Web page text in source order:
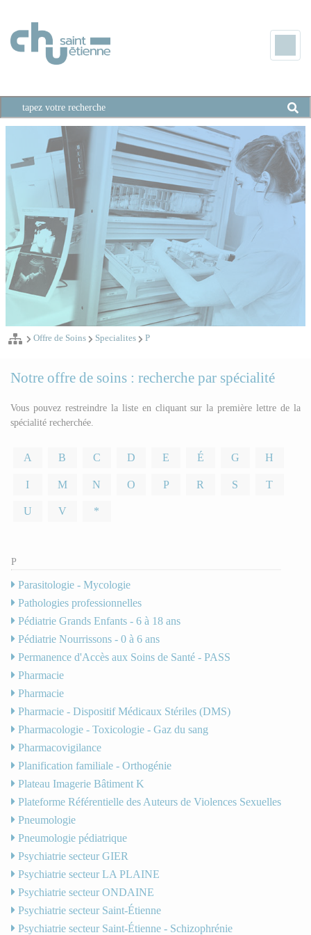
Offre de Soins Specialites P
Notre offre de soins : recherche par spécialité
Vous pouvez restreindre la liste en cliquant sur la première lettre de la
spécialité recherchée.
A B C D E É G H
I M N O P R S T
U V *
P
Parasitologie - Mycologie
Pathologies professionnelles
Pédiatrie Grands Enfants - 6 à 18 ans
Pédiatrie Nourrissons - 0 à 6 ans
Permanence d'Accès aux Soins de Santé - PASS
Pharmacie
Pharmacie
Pharmacie - Dispositif Médicaux Stériles (DMS)
Pharmacologie - Toxicologie - Gaz du sang
Pharmacovigilance
Planification familiale - Orthogénie
Plateau Imagerie Bâtiment K
Plateforme Référentielle des Auteurs de Violences Sexuelles
Pneumologie
Pneumologie pédiatrique
Psychiatrie secteur GIER
Psychiatrie secteur LA PLAINE
Psychiatrie secteur ONDAINE
Psychiatrie secteur Saint-Étienne
Psychiatrie secteur Saint-Étienne - Schizophrénie